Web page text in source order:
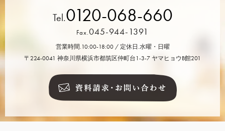
Tel.0120-068-660
Fax.045-944-1391
営業時間.10:00-18:00 / 定休日.水曜・日曜
〒224-0041 神奈川県横浜市都筑区仲町台1-3-7 ヤマヒョウB館201